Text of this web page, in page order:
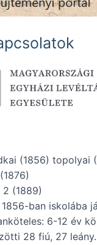
(1856) topolyai
2 (1889)
ban iskolába
6-12 év
28 fiú, 27